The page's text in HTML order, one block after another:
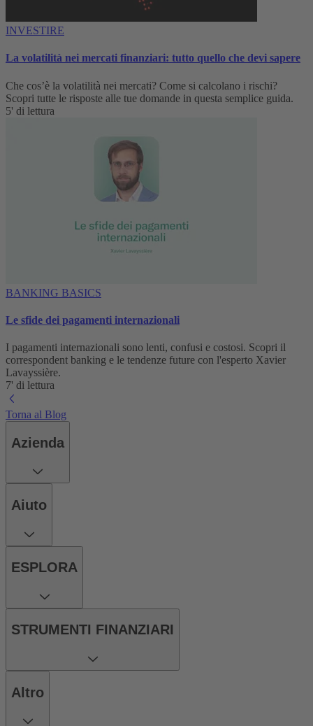
INVESTIRE
La volatilità nei mercati finanziari: tutto quello che devi sapere
Che cos’è la volatilità nei mercati? Come si calcolano i rischi?
Scopri tutte le risposte alle tue domande in questa semplice guida.
5' di lettura
BANKING BASICS
Le sfide dei pagamenti internazionali
I pagamenti internazionali sono lenti, confusi e costosi. Scopri il
correspondent banking e le tendenze future con l'esperto Xavier
Lavayssière.
7' di lettura
Torna al Blog
Azienda
Aiuto
ESPLORA
STRUMENTI FINANZIARI
Altro